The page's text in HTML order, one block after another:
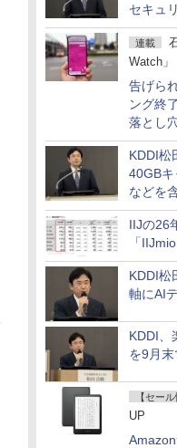
セキュ
連載
Watch」
告げら
ング終
落とし
題
KDDI松
40GB
などを
る」
IIJの26
「
KDDI松
軸にAI
KDDI、
を9月末
【セール
UP